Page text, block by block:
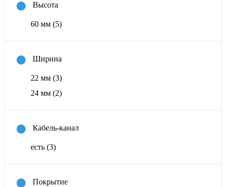
Высота
60 мм (5)
Ширина
22 мм (3)
24 мм (2)
Кабель-канал
есть (3)
Покрытие